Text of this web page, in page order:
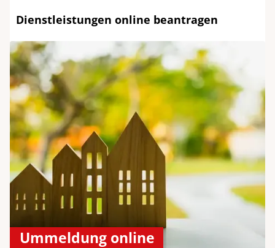
Dienstleistungen online beantragen
Ummeldung online